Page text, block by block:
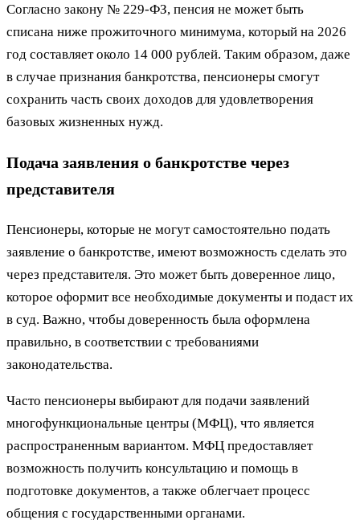
Согласно закону № 229-ФЗ, пенсия не может быть
списана ниже прожиточного минимума, который на 2026
год составляет около 14 000 рублей. Таким образом, даже
в случае признания банкротства, пенсионеры смогут
сохранить часть своих доходов для удовлетворения
базовых жизненных нужд.
Подача заявления о банкротстве через
представителя
Пенсионеры, которые не могут самостоятельно подать
заявление о банкротстве, имеют возможность сделать это
через представителя. Это может быть доверенное лицо,
которое оформит все необходимые документы и подаст их
в суд. Важно, чтобы доверенность была оформлена
правильно, в соответствии с требованиями
законодательства.
Часто пенсионеры выбирают для подачи заявлений
многофункциональные центры (МФЦ), что является
распространенным вариантом. МФЦ предоставляет
возможность получить консультацию и помощь в
подготовке документов, а также облегчает процесс
общения с государственными органами.